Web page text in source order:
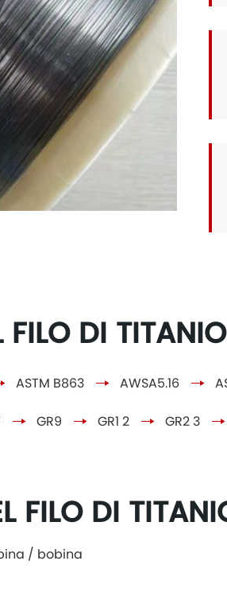
FILO DI TITANIO
ASTM B863 AWSA5.16
GR9 GR1 2 GR2 3
FILO DI
/ bobina